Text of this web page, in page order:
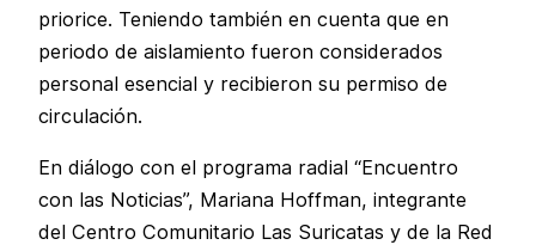
priorice. Teniendo también en cuenta que en
periodo de aislamiento fueron considerados
personal esencial y recibieron su permiso de
circulación.
En diálogo con el programa radial “Encuentro
con las Noticias”, Mariana Hoffman, integrante
del Centro Comunitario Las Suricatas y de la Red